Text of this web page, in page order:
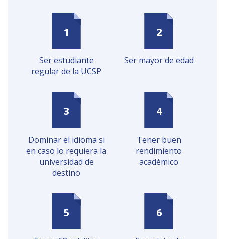
Ser estudiante
regular de la UCSP
Ser mayor de edad
Dominar el idioma si
en caso lo requiera la
universidad de
destino
Tener buen
rendimiento
académico